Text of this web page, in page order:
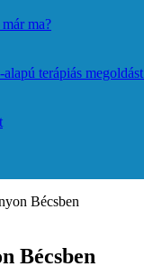
ma?
terápiás
Bécsben
Bécsben